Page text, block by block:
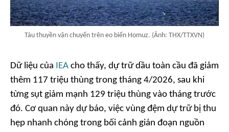
Tàu thuyền vận chuyển trên eo biển Homuz. (Ảnh: THX/TTXVN)
Dữ liệu của IEA cho thấy, dự trữ dầu toàn cầu đã giảm
thêm 117 triệu thùng trong tháng 4/2026, sau khi
từng sụt giảm mạnh 129 triệu thùng vào tháng trước
đó. Cơ quan này dự báo, việc vùng đệm dự trữ bị thu
hẹp nhanh chóng trong bối cảnh gián đoạn nguồn